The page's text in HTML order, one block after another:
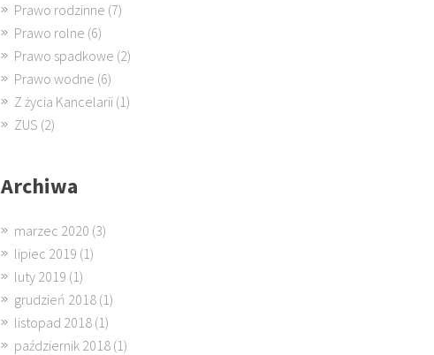
Prawo rodzinne (7)
Prawo rolne (6)
Prawo spadkowe (2)
Prawo wodne (6)
Z życia Kancelarii (1)
ZUS (2)
Archiwa
marzec 2020 (3)
lipiec 2019 (1)
luty 2019 (1)
grudzień 2018 (1)
listopad 2018 (1)
październik 2018 (1)